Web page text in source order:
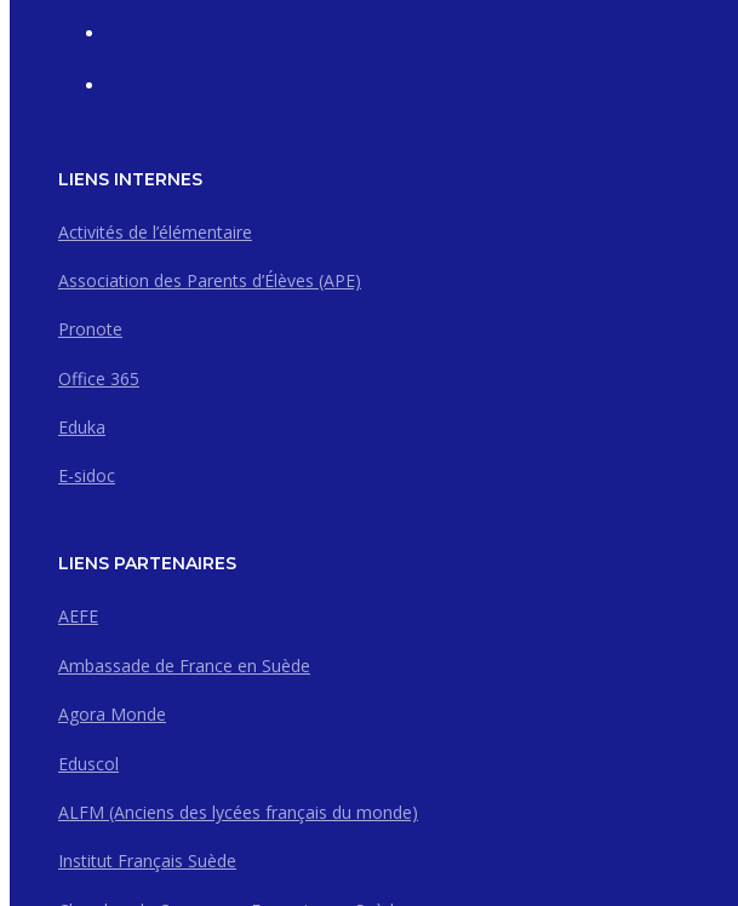
LIENS INTERNES
Activités de l’élémentaire
Association des Parents d’Élèves (APE)
Pronote
Office 365
Eduka
E-sidoc
LIENS PARTENAIRES
AEFE
Ambassade de France en Suède
Agora Monde
Eduscol
ALFM (Anciens des lycées français du monde)
Institut Français Suède